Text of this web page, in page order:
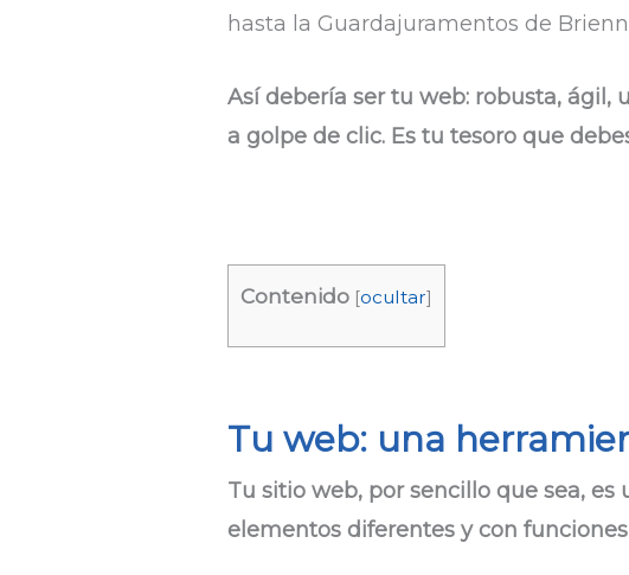
hasta la Guardajuramentos de
Así debería ser tu web: robusta, ágil,
a golpe de clic. Es tu tesoro que
Contenido [ocultar]
Tu web: una
Tu sitio web, por sencillo que sea,
elementos diferentes y con